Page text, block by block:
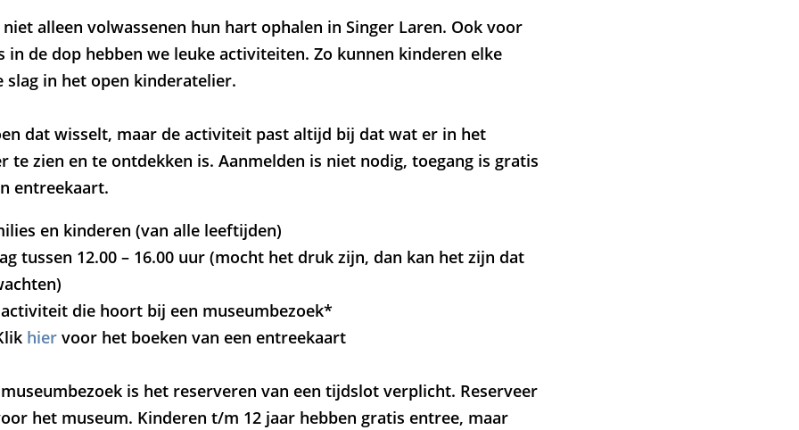
alleen volwassenen hun hart ophalen in Singer Laren. Ook voor
in de dop hebben we leuke activiteiten. Zo kunnen kinderen elke
slag in het open kinderatelier.
dat wisselt, maar de activiteit past altijd bij dat wat er in het
te zien en te ontdekken is. Aanmelden is niet nodig, toegang is gratis
entreekaart.
en kinderen (van alle leeftijden)
tussen 12.00 – 16.00 uur (mocht het druk zijn, dan kan het zijn dat
die hoort bij een museumbezoek*
hier voor het boeken van een entreekaart
is het reserveren van een tijdslot verplicht. Reserveer
het museum. Kinderen t/m 12 jaar hebben gratis entree, maar
Zoom